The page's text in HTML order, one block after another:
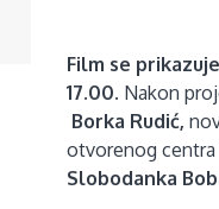
Film se
17.00. Nakon
Borka Rudić,
otvorenog centra
Slobodanka